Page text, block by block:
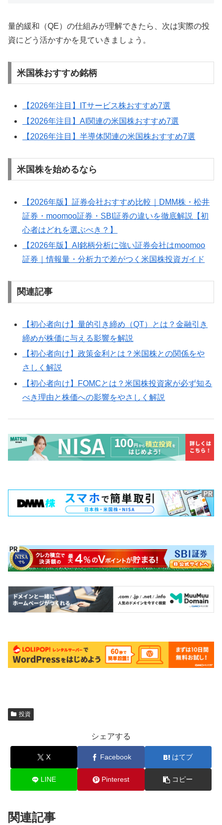
量的緩和（QE）の仕組みが理解できたら、次は実際の投
資にどう活かすかを見ていきましょう。
米国株おすすめ銘柄
【2026年注目】ITサービス株おすすめ7選
【2026年注目】AI関連の米国株おすすめ7選
【2026年注目】半導体関連の米国株おすすめ7選
米国株を始めるなら
【2026年版】証券会社おすすめ比較｜DMM株・松井
証券・moomoo証券・SBI証券の違いを徹底解説【初
心者はどれを選ぶべき？】
【2026年版】AI銘柄分析に強い証券会社はmoomoo
証券｜情報量・分析力で差がつく米国株投資ガイド
関連記事
【初心者向け】量的引き締め（QT）とは？金融引き
締めが株価に与える影響を解説
【初心者向け】政策金利とは？米国株との関係をや
さしく解説
【初心者向け】FOMCとは？米国株投資家が必ず知る
べき理由と株価への影響をやさしく解説
投資
シェアする
X Facebook はてブ
LINE Pinterest コピー
関連記事